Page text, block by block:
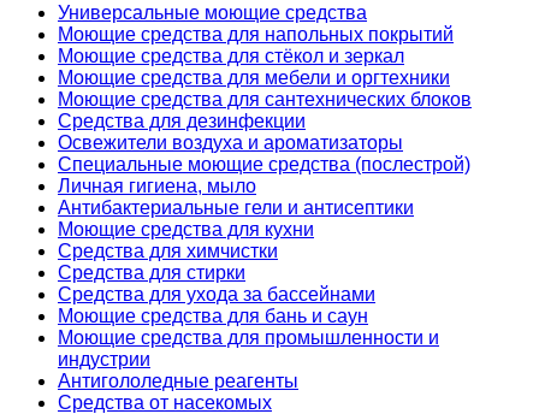
Универсальные моющие средства
Моющие средства для напольных покрытий
Моющие средства для стёкол и зеркал
Моющие средства для мебели и оргтехники
Моющие средства для сантехнических блоков
Средства для дезинфекции
Освежители воздуха и ароматизаторы
Специальные моющие средства (послестрой)
Личная гигиена, мыло
Антибактериальные гели и антисептики
Моющие средства для кухни
Средства для химчистки
Средства для стирки
Средства для ухода за бассейнами
Моющие средства для бань и саун
Моющие средства для промышленности и
индустрии
Антигололедные реагенты
Средства от насекомых